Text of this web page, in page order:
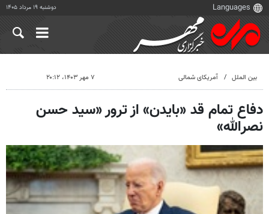
دوشنبه ۱۹ مرداد ۱۴۰۵
بین الملل آمریکای شمالی ۷ مهر ۱۴۰۳، ۲۰:۱۲
دفاع تمام قد «بایدن» از ترور «سید حسن
نصرالله»